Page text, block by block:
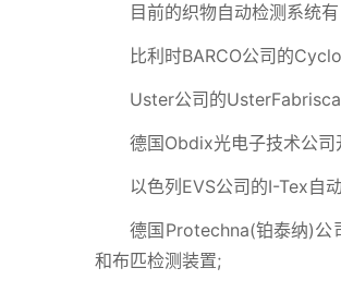
目前的织物自动检测系统有
比利时BARCO公司的
Uster公司的
德国Obdix光电子技术公司
以色列EVS公司的Ⅰ-Tex自
德国Protechna(铂泰纳)公司
和布匹检测装置;